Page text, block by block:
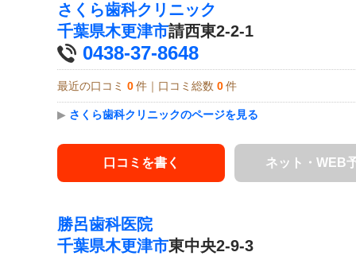
さくら歯科クリニック
千葉県木更津市請西東2-2-1
0438-37-8648
最近の口コミ 0 件｜口コミ総数 0 件
▶ さくら歯科クリニックのページを見る
口コミを書く ネット・WEB
勝呂歯科医院
千葉県木更津市東中央2-9-3